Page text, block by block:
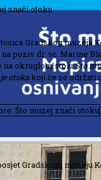
znači otoku
Gradskog muzeja
poziv dr. sc. Marine
na okruglom stoluŠto
otokakoji će se održati
Što muzej znači otoku
Gradskom muzeju